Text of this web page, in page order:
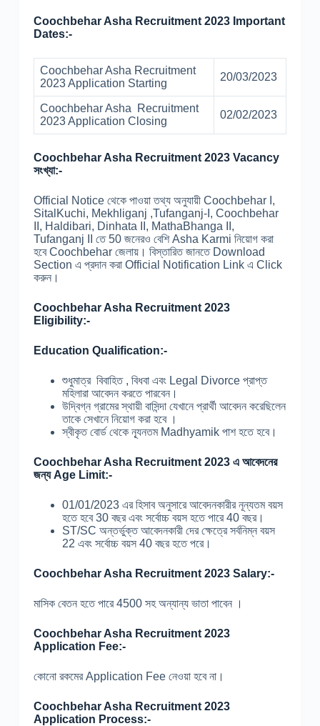
Coochbehar Asha Recruitment 2023 Important
Dates:-
Coochbehar Asha Recruitment
2023 Application Starting
20/03/2023
Coochbehar Asha Recruitment
2023 Application Closing
02/02/2023
Coochbehar Asha Recruitment 2023 Vacancy
সংখ্যা:-
Official Notice থেকে পাওয়া তথ্য অনুযায়ী Coochbehar I,
SitalKuchi, Mekhliganj ,Tufanganj-I, Coochbehar
II, Haldibari, Dinhata II, MathaBhanga II,
Tufanganj II তে 50 জনেরও বেশি Asha Karmi নিয়োগ করা
হবে Coochbehar জেলায়। বিস্তারিত জানতে Download
Section এ প্রদান করা Official Notification Link এ Click
করুন।
Coochbehar Asha Recruitment 2023
Eligibility:-
Education Qualification:-
শুধুমাত্র বিবাহিত , বিধবা এবং Legal Divorce প্রাপ্ত
মহিলারা আবেদন করতে পারবেন।
উদ্বিগ্ন গ্রামের স্থায়ী বাসিন্দা যেখানে প্রার্থী আবেদন করেছিলেন
তাকে সেখানে নিয়োগ করা হবে ।
স্বীকৃত বোর্ড থেকে ন্যূনতম Madhyamik পাশ হতে হবে।
Coochbehar Asha Recruitment 2023 এ আবেদনের
জন্য Age Limit:-
01/01/2023 এর হিসাব অনুসারে আবেদনকারীর নূন্যতম বয়স
হতে হবে 30 বছর এবং সর্বোচ্চ বয়স হতে পারে 40 বছর।
ST/SC অন্তর্ভুক্ত আবেদনকারী দের ক্ষেত্রে সর্বনিম্ন বয়স
22 এবং সর্বোচ্চ বয়স 40 বছর হতে পরে।
Coochbehar Asha Recruitment 2023 Salary:-
মাসিক বেতন হতে পারে 4500 সহ অন্যান্য ভাতা পাবেন ।
Coochbehar Asha Recruitment 2023
Application Fee:-
কোনো রকমের Application Fee নেওয়া হবে না।
Coochbehar Asha Recruitment 2023
Application Process:-